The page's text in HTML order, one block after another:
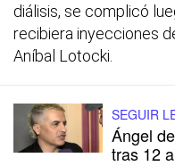
diálisis, se complicó
recibiera inyecciones
Aníbal Lotocki.
SEGUIR
Ángel
tras 12